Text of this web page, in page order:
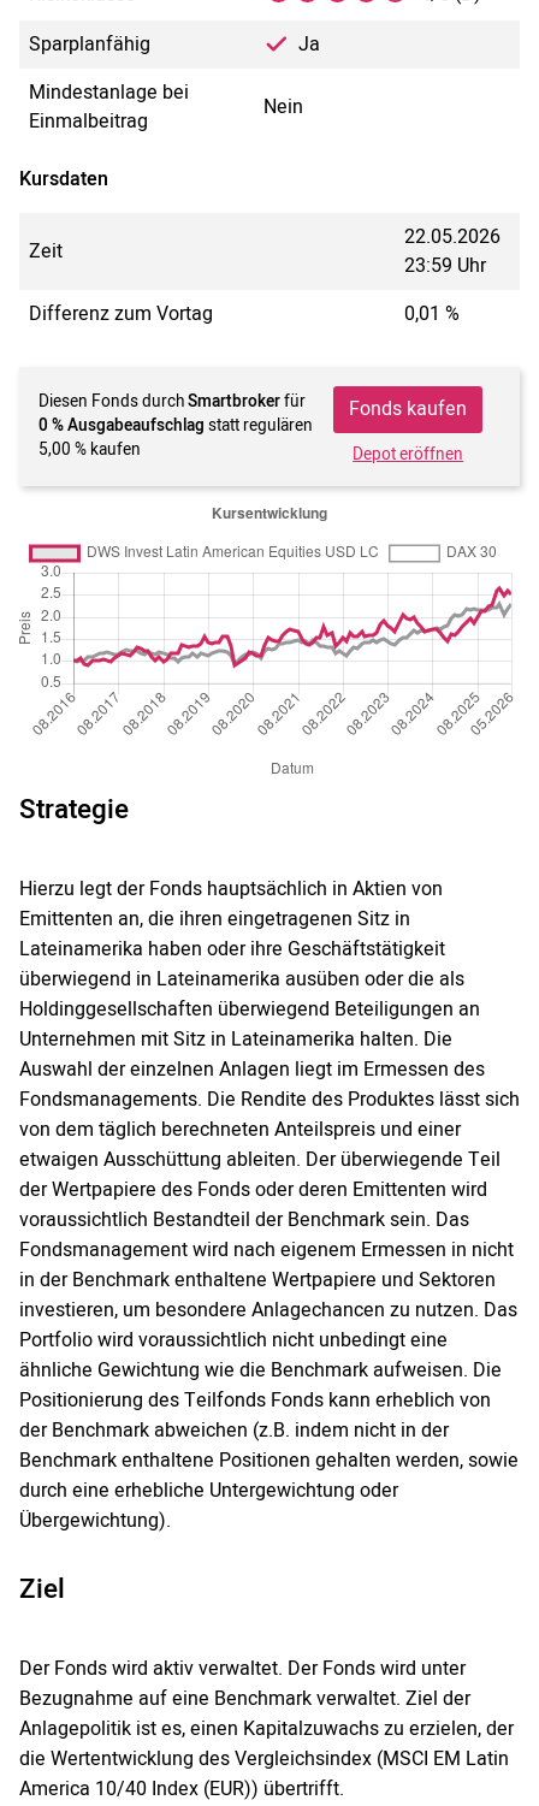
Sparplanfähig
Ja
Mindestanlage bei
Einmalbeitrag
Nein
Kursdaten
Zeit
22.05.2026
23:59 Uhr
Differenz zum Vortag
0,01 %
Diesen Fonds durchSmartbrokerfür
0 % Ausgabeaufschlag statt regulären
5,00 % kaufen
Fonds kaufen
Depot eröffnen
Strategie
Hierzu legt der Fonds hauptsächlich in Aktien von
Emittenten an, die ihren eingetragenen Sitz in
Lateinamerika haben oder ihre Geschäftstätigkeit
überwiegend in Lateinamerika ausüben oder die als
Holdinggesellschaften überwiegend Beteiligungen an
Unternehmen mit Sitz in Lateinamerika halten. Die
Auswahl der einzelnen Anlagen liegt im Ermessen des
Fondsmanagements. Die Rendite des Produktes lässt sich
von dem täglich berechneten Anteilspreis und einer
etwaigen Ausschüttung ableiten. Der überwiegende Teil
der Wertpapiere des Fonds oder deren Emittenten wird
voraussichtlich Bestandteil der Benchmark sein. Das
Fondsmanagement wird nach eigenem Ermessen in nicht
in der Benchmark enthaltene Wertpapiere und Sektoren
investieren, um besondere Anlagechancen zu nutzen. Das
Portfolio wird voraussichtlich nicht unbedingt eine
ähnliche Gewichtung wie die Benchmark aufweisen. Die
Positionierung des Teilfonds Fonds kann erheblich von
der Benchmark abweichen (z.B. indem nicht in der
Benchmark enthaltene Positionen gehalten werden, sowie
durch eine erhebliche Untergewichtung oder
Übergewichtung).
Ziel
Der Fonds wird aktiv verwaltet. Der Fonds wird unter
Bezugnahme auf eine Benchmark verwaltet. Ziel der
Anlagepolitik ist es, einen Kapitalzuwachs zu erzielen, der
die Wertentwicklung des Vergleichsindex (MSCI EM Latin
America 10/40 Index (EUR)) übertrifft.